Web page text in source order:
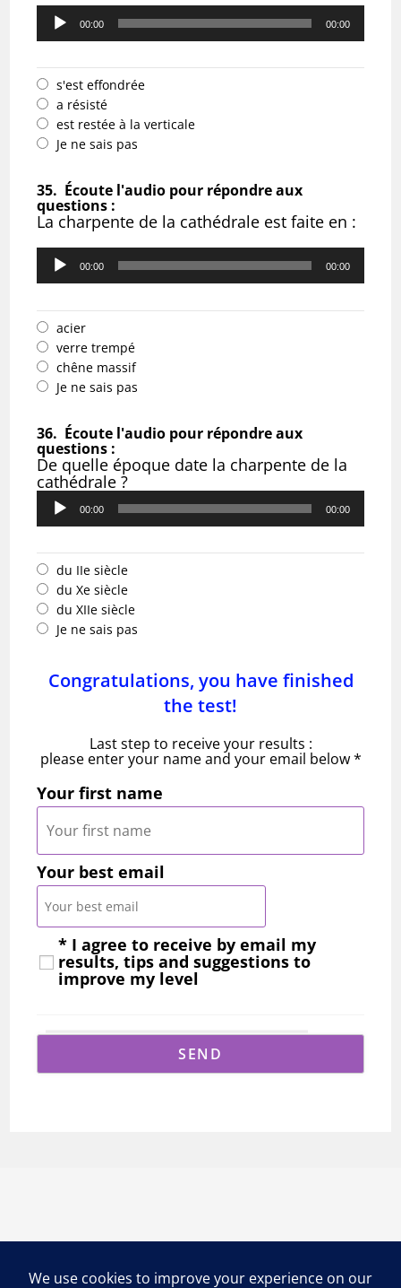
Lecteur
audio 00:00 00:00
s'est effondrée
a résisté
est restée à la verticale
Je ne sais pas
35. Écoute l'audio pour répondre aux
questions :
La charpente de la cathédrale est faite en :
Lecteur
audio 00:00 00:00
acier
verre trempé
chêne massif
Je ne sais pas
36. Écoute l'audio pour répondre aux
questions :
De quelle époque date la charpente de la
cathédrale ?
Lecteur
audio 00:00 00:00
du IIe siècle
du Xe siècle
du XIIe siècle
Je ne sais pas
Congratulations, you have finished
the test!
Last step to receive your results :
please enter your name and your email below *
Your first name
Your best email
* I agree to receive by email my
results, tips and suggestions to
improve my level
ON RESTE EN CONTACT ?